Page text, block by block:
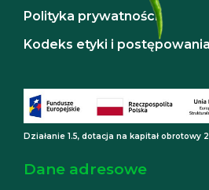
Polityka prywatności
Kodeks etyki i postępowania
Działanie 1.5, dotacja na kapitał obrotowy
Dane adresowe